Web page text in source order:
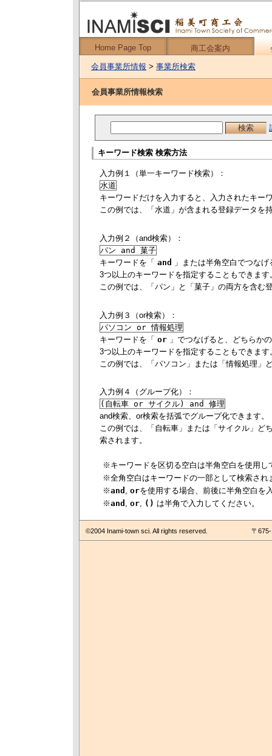
Home Page Top 商工会案内
会員事業所情報 > 事業所検索
会員事業所情報検索
キーワード検索 検索方法
入力例１（単一キーワード検索）：
水道
キーワードだけを入力すると、入力されたキー
この例では、「水道」が含まれる登録データを
入力例２（and検索）：
パン and 菓子
キーワードを「and
」または半角空白でつな
3つ以上のキーワードを指定することもできます
この例では、「パン」と「菓子」の両方を含む
入力例３（or検索）：
パソコン or 情報処理
キーワードを「or 」でつなげると、どちらか
3つ以上のキーワードを指定することもできます
この例では、「パソコン」または「情報処理」
入力例４（グループ化）：
(自転車 or サイクル) and 修理
and検索、or検索を括弧でグループ化できます。
この例では、「自転車」または「サイクル」ど
索されます。
※キーワードを区切る空白は半角空白を使用し
※全角空白はキーワードの一部として検索さ
※and ,orを使用する場合、前後に半角空白を
※and ,or, () は半角で入力してください。
〒
©2004 Inami-town sci. All rights reserved.